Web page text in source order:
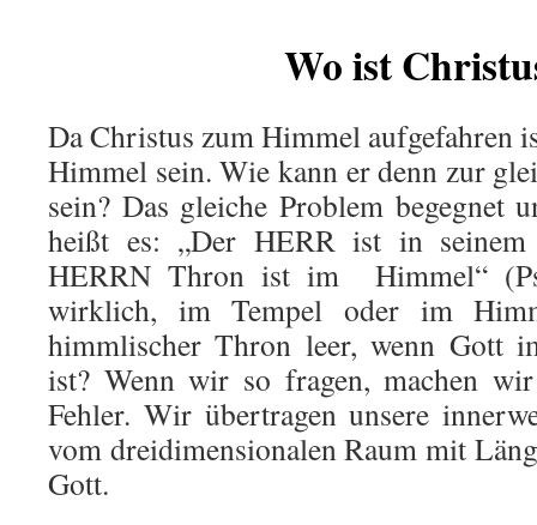
Woist
Da Christus zum Himmel aufgefahren
Himmel sein. Wie kann er denn zur
sein? Das gleiche Problem begegnet
heißt es: „Der HERR ist in seinem
HERRN Thron ist im Himmel“
wirklich, im Tempel oder im
himmlischer Thron leer, wenn Gott
ist? Wenn wir so fragen, machen wir
Fehler. Wir übertragen unsere
vom dreidimensionalen Raum mit
Gott.